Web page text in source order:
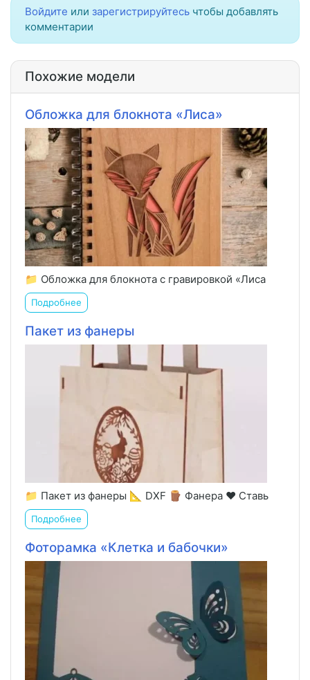
Войдите или зарегистрируйтесь чтобы добавлять
комментарии
Похожие модели
Обложка для блокнота «Лиса»
📁 Обложка для блокнота с гравировкой «Лиса
Подробнее
Пакет из фанеры
📁 Пакет из фанеры 📐 DXF 🪵 Фанера ❤️ Ставь
Подробнее
Фоторамка «Клетка и бабочки»